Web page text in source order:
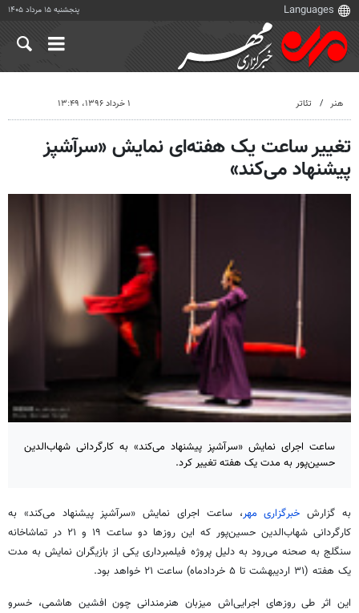
پنجشنبه ۱۵ مرداد ۱۴۰۵
هنر تئاتر ۱ خرداد ۱۳۹۶، ۱۳:۴۹
تغییر ساعت یک هفته‌ای نمایش «سرآشپز
پیشنهاد می‌کند»
ساعت اجرای نمایش «سرآشپز پیشنهاد می‌کند» به کارگردانی شهاب‌الدین
حسین‌پور به مدت یک هفته تغییر کرد.
به گزارش خبرگزاری مهر، ساعت اجرای نمایش «سرآشپز پیشنهاد می‌کند» به
کارگردانی شهاب‌الدین حسین‌پور که این روزها دو ساعت ۱۹ و ۲۱ در تماشاخانه
سنگلج به صحنه می‌رود به دلیل پروژه فیلمبرداری یکی از بازیگران نمایش به مدت
یک هفته (۳۱ اردیبهشت تا ۵ خردادماه) ساعت ۲۱ خواهد بود.
این اثر طی روزهای اجرایی‌اش میزبان هنرمندانی چون افشین هاشمی، خسرو